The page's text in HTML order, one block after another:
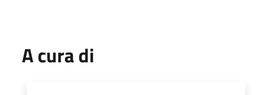
A cura di